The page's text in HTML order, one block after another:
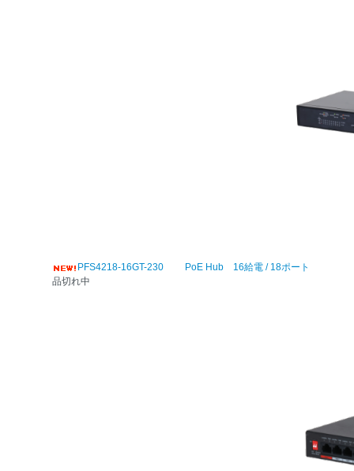
PFS4218-16GT-230 PoE Hub 16給電 / 18ポート
品切れ中